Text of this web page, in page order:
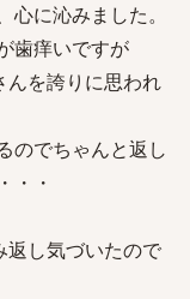
に沁みました。
歯痒いですが
んを誇りに思われ
のでちゃんと返し
・・
返し気づいたので